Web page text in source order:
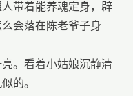
带着能养魂定身，辟
会落在陈老爷子身
。看着小姑娘沉静清
的。